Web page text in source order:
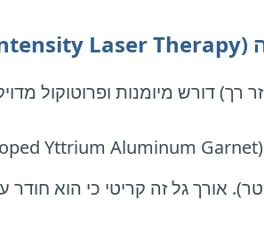
Yttrium Aluminum Garnet).